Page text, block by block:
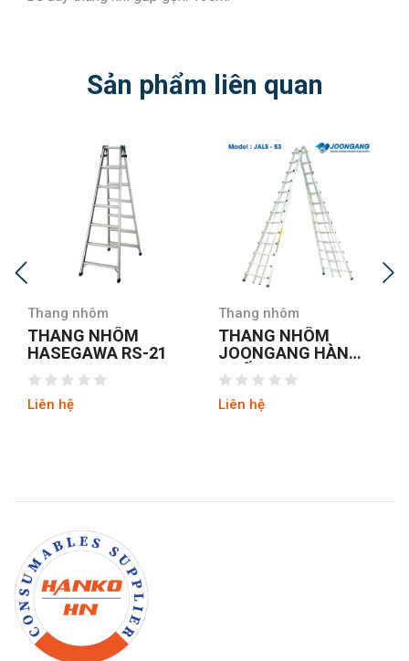
Sản phẩm liên quan
Thang nhôm
THANG NHÔM
HASEGAWA RS-21
Liên hệ
Thang nhôm
THANG NHÔM
JOONGANG HÀN
QUỐC JALS-53
Liên hệ